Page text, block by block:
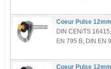
Coeur Pulse 12mm
DIN CEN/TS 16415,
EN 795 B, DIN EN
Coeur Pulse 12mm